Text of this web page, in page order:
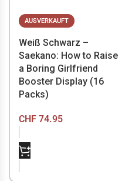
AUSVERKAUFT
Weiß Schwarz –
Saekano: How to Raise
a Boring Girlfriend
Booster Display (16
Packs)
CHF 74.95